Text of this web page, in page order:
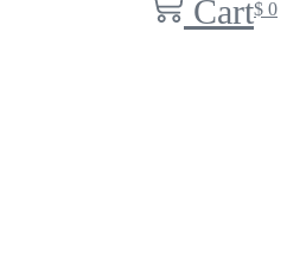
$ 0
Cart